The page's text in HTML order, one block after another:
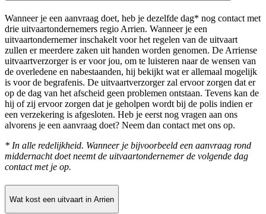
Wanneer je een aanvraag doet, heb je dezelfde dag* nog contact met
drie uitvaartondernemers regio Arrien. Wanneer je een
uitvaartondernemer inschakelt voor het regelen van de uitvaart
zullen er meerdere zaken uit handen worden genomen. De Arriense
uitvaartverzorger is er voor jou, om te luisteren naar de wensen van
de overledene en nabestaanden, hij bekijkt wat er allemaal mogelijk
is voor de begrafenis. De uitvaartverzorger zal ervoor zorgen dat er
op de dag van het afscheid geen problemen ontstaan. Tevens kan de
hij of zij ervoor zorgen dat je geholpen wordt bij de polis indien er
een verzekering is afgesloten. Heb je eerst nog vragen aan ons
alvorens je een aanvraag doet? Neem dan contact met ons op.
* In alle redelijkheid. Wanneer je bijvoorbeeld een aanvraag rond
middernacht doet neemt de uitvaartondernemer de volgende dag
contact met je op.
Wat kost een uitvaart in Arrien